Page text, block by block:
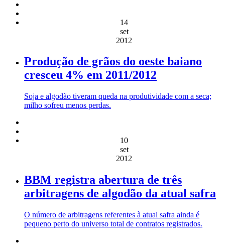
14
set
2012
Produção de grãos do oeste baiano
cresceu 4% em 2011/2012
Soja e algodão tiveram queda na produtividade com a seca;
milho sofreu menos perdas.
10
set
2012
BBM registra abertura de três
arbitragens de algodão da atual safra
O número de arbitragens referentes à atual safra ainda é
pequeno perto do universo total de contratos registrados.